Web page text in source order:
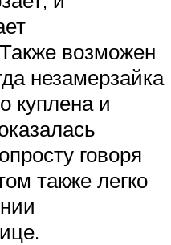
возможен
незамерзайка
куплена и
говоря
также легко